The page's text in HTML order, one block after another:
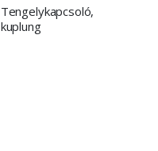
Tengelykapcsoló,
kuplung